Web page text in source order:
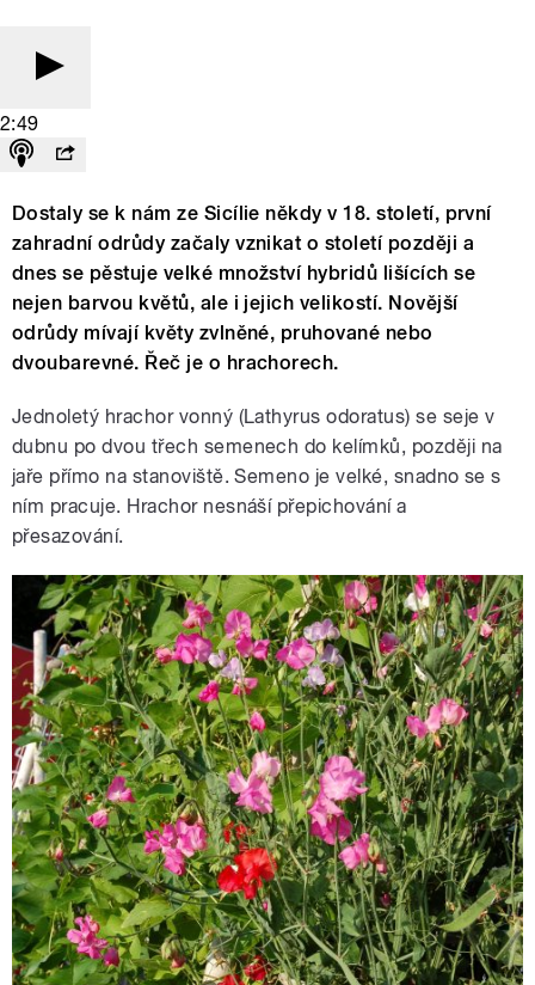
2:49
Dostaly se k nám ze Sicílie někdy v 18. století, první
zahradní odrůdy začaly vznikat o století později a
dnes se pěstuje velké množství hybridů lišících se
nejen barvou květů, ale i jejich velikostí. Novější
odrůdy mívají květy zvlněné, pruhované nebo
dvoubarevné. Řeč je o hrachorech.
Jednoletý hrachor vonný (Lathyrus odoratus) se seje v
dubnu po dvou třech semenech do kelímků, později na
jaře přímo na stanoviště. Semeno je velké, snadno se s
ním pracuje. Hrachor nesnáší přepichování a
přesazování.